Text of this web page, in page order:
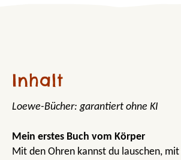
Inhalt
Loewe-Bücher: garantiert ohne KI
Mein erstes Buch vom Körper
Mit den Ohren kannst du lauschen,